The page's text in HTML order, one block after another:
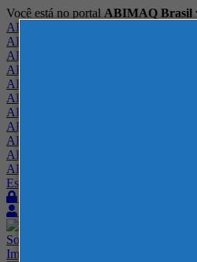
Você está no portal ABIMAQ Brasil
ABIMAQ Brasil
ABIMAQ Minas Gerais
ABIMAQ Norte-Nordeste
ABIMAQ Paraná
ABIMAQ Piracicaba
ABIMAQ Ribeirão Preto
ABIMAQ Rio de Janeiro
ABIMAQ Rio Grande do Sul
ABIMAQ Santa Catarina
ABIMAQ São Paulo
ABIMAQ Vale do Paraíba
Escritório de Relações Governamentais
Sobre
Imprensa